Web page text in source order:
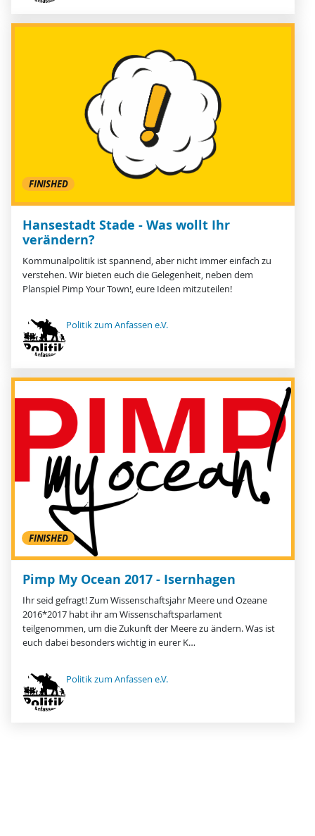
FINISHED
Hansestadt Stade - Was wollt Ihr
verändern?
Kommunalpolitik ist spannend, aber nicht immer einfach zu
verstehen. Wir bieten euch die Gelegenheit, neben dem
Planspiel Pimp Your Town!, eure Ideen mitzuteilen!
Politik zum Anfassen e.V.
FINISHED
Pimp My Ocean 2017 - Isernhagen
Ihr seid gefragt! Zum Wissenschaftsjahr Meere und Ozeane
2016*2017 habt ihr am Wissenschaftsparlament
teilgenommen, um die Zukunft der Meere zu ändern. Was ist
euch dabei besonders wichtig in eurer K…
Politik zum Anfassen e.V.